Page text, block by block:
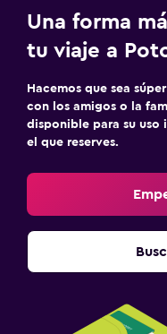
Una forma
tu viaje a
Hacemos que sea
con los amigos o la
disponible para su uso
el que reserves.